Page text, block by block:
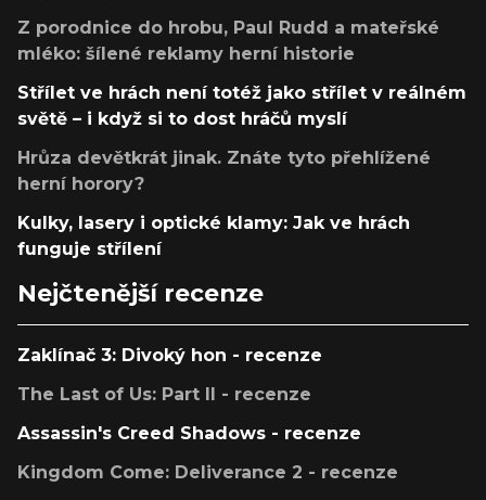
Z porodnice do hrobu, Paul Rudd a mateřské
mléko: šílené reklamy herní historie
Střílet ve hrách není totéž jako střílet v reálném
světě – i když si to dost hráčů myslí
Hrůza devětkrát jinak. Znáte tyto přehlížené
herní horory?
Kulky, lasery i optické klamy: Jak ve hrách
funguje střílení
Nejčtenější recenze
Zaklínač 3: Divoký hon - recenze
The Last of Us: Part II - recenze
Assassin's Creed Shadows - recenze
Kingdom Come: Deliverance 2 - recenze